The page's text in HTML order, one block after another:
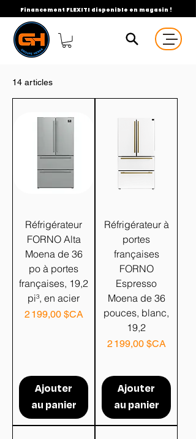
Financement FLEXITI disponible en magasin !
14 articles
Réfrigérateur
FORNO Alta
Moena de 36
po à portes
françaises, 19,2
pi³, en acier
Prix
2 199,00 $CA
Ajouter
au panier
Réfrigérateur à
portes
françaises
FORNO
Espresso
Moena de 36
pouces, blanc,
19,2
Prix
2 199,00 $CA
Ajouter
au panier